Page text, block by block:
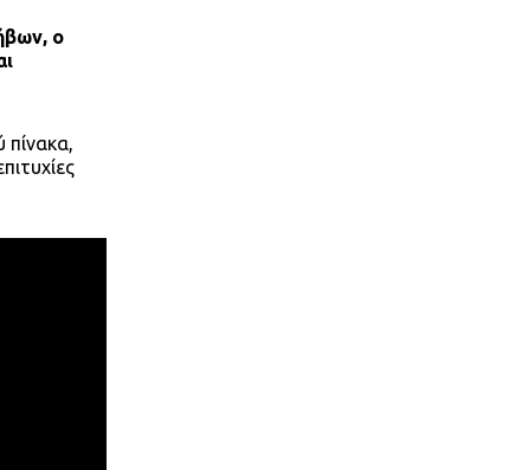
ο
πίνακα,